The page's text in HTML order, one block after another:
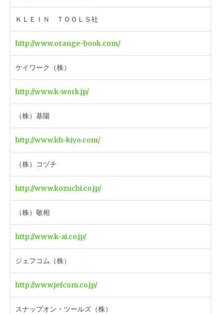
ＫＬＥＩＮ ＴＯＯＬＳ社
http://www.orange-book.com/
ケイワーク（株）
http://www.k-work.jp/
（株）基陽
http://www.kh-kiyo.com/
（株）コヅチ
http://www.kozuchi.co.jp/
（株）敬相
http://www.k-ai.co.jp/
ジェフコム（株）
http://www.jefcom.co.jp/
スナップオン・ツールズ（株）